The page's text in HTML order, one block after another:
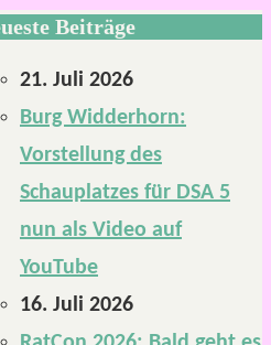
Beiträge
21. Juli 2026
Burg Widderhorn:
Vorstellung des
Schauplatzes für DSA 5
nun als Video auf
YouTube
16. Juli 2026